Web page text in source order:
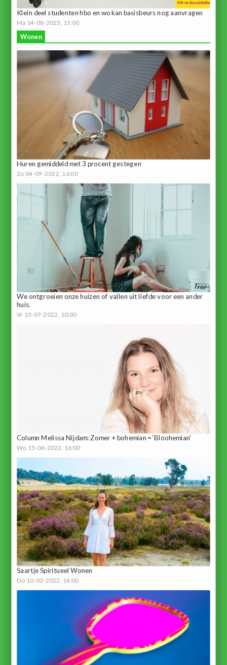
Klein deel studenten hbo en wo kan basisbeurs nog aanvragen
Ma 14-08-2023, 15:00
Wonen
Huren gemiddeld met 3 procent gestegen
Zo 04-09-2022, 16:00
We ontgroeien onze huizen of vallen uit liefde voor een ander
huis.
Vr 15-07-2022, 10:00
Column Melissa Nijdam: Zomer + bohemian = ‘Bloohemian’
Wo 15-06-2022, 16:00
Saartje Spiritueel Wonen
Do 10-03-2022, 14:00